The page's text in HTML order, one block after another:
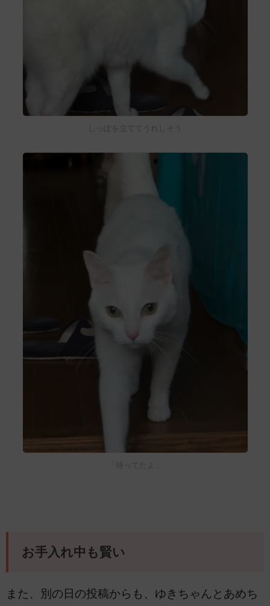
しっぽを立ててうれしそう
「待ってたよ」
お手入れ中も賢い
また、別の日の投稿からも、ゆきちゃんとあめち